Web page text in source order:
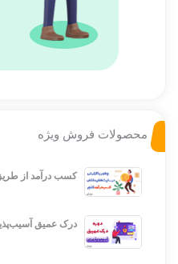
محصولات فروش ویژه
کسب درآمد از
درک عمیق